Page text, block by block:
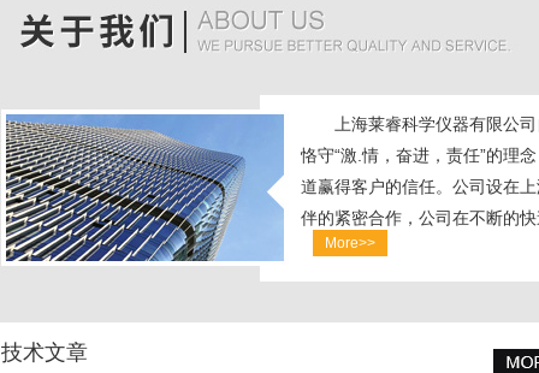
上海莱睿科学仪器有限公
恪守“激.情，奋进，责任”的理
道赢得客户的信任。公司设在
伴的紧密合作，公司在不断的
力...More>>
技术文章